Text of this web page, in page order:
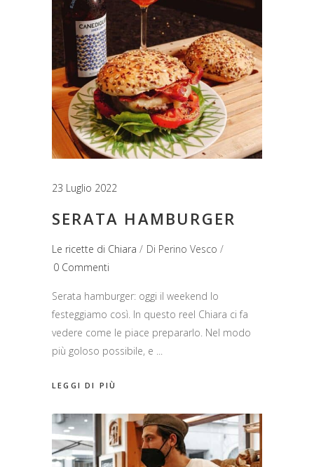
23 Luglio 2022
SERATA HAMBURGER
Le ricette di Chiara Di Perino Vesco
0 Commenti
Serata hamburger: oggi il weekend lo
festeggiamo così. In questo reel Chiara ci fa
vedere come le piace prepararlo. Nel modo
più goloso possibile, e
LEGGI DI PIÙ